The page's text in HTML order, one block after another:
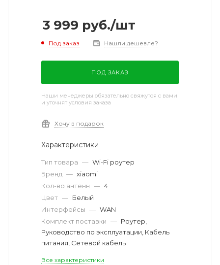
3 999 руб./шт
Под заказ Нашли дешевле?
ПОД ЗАКАЗ
Наши менеджеры обязательно свяжутся с вами
и уточнят условия заказа
Хочу в подарок
Характеристики
Тип товара — Wi-Fi роутер
Бренд — xiaomi
Кол-во антенн — 4
Цвет — Белый
Интерфейсы — WAN
Комплект поставки — Роутер,
Руководство по эксплуатации, Кабель
питания, Сетевой кабель
Все характеристики